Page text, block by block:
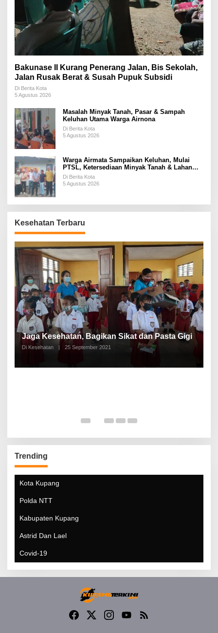
Bakunase II Kurang Penerang Jalan, Bis Sekolah,
Jalan Rusak Berat & Susah Pupuk Subsidi
Di Berita Kota
5 Agustus 2026
Masalah Minyak Tanah, Pasar & Sampah
Keluhan Utama Warga Airnona
Di Berita Kota
5 Agustus 2026
Warga Airmata Sampaikan Keluhan, Mulai
PTSL, Ketersediaan Minyak Tanah & Lahan
Pemakaman
Di Berita Kota
5 Agustus 2026
Kesehatan Terbaru
Jaga Kesehatan, Bagikan Sikat dan Pasta Gigi
Di Kesehatan | 25 September 2021
Trending
Kota Kupang
Polda NTT
Kabupaten Kupang
Astrid Dan Lael
Covid-19